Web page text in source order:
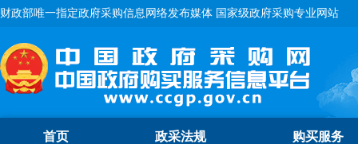
财政部唯一指定政府采购信息网络发布媒体 国家级政府采购专业网站
首页 政采法规 购买服务